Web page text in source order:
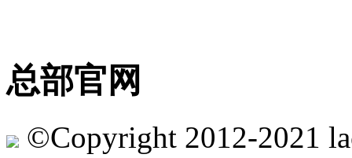
总部官网
©Copyright 2012-2021